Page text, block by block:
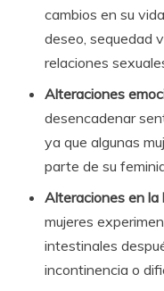
cambios en su
deseo, sequedad
relaciones
Alteraciones
desencadenar
ya que algunas
parte de su
Alteraciones en la
mujeres
intestinales
incontinencia o